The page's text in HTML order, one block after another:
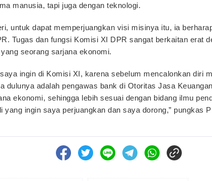
manusia, tapi juga dengan teknologi.
untuk dapat memperjuangkan visi misinya itu, ia
Tugas dan fungsi Komisi XI DPR sangat berkaitan erat
seorang sarjana ekonomi.
ingin di Komisi XI, karena sebelum mencalonkan diri
dulunya adalah pengawas bank di Otoritas Jasa
ekonomi, sehingga lebih sesuai dengan bidang ilmu
yang ingin saya perjuangkan dan saya dorong,” pungkas